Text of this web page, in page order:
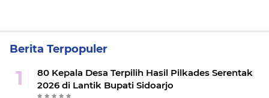
Berita Terpopuler
80 Kepala Desa Terpilih Hasil Pilkades Serentak
2026 di Lantik Bupati Sidoarjo